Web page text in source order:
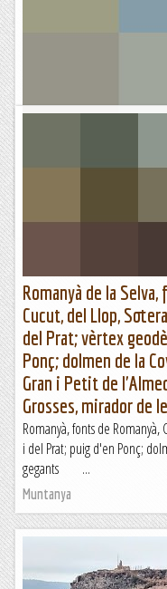
me el Xavi per si volia
Els Visas
Romanyà de la
Cucut, del Llop,
del Prat; vèrtex
Ponç; dolmen de la
Gran i Petit de
Grosses, mirador de
Romanyà, fonts de Romanyà,
i del Prat; puig d'en Ponç;
gegants ...
Muntanya